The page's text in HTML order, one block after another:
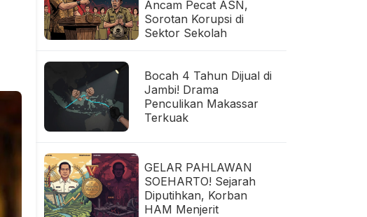
Ancam Pecat ASN,
Sorotan Korupsi di
Sektor Sekolah
Bocah 4 Tahun Dijual di
Jambi! Drama
Penculikan Makassar
Terkuak
GELAR PAHLAWAN
SOEHARTO! Sejarah
Diputihkan, Korban
HAM Menjerit